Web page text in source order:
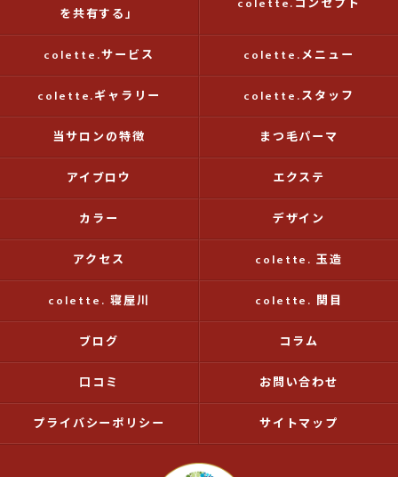
を共有する」
colette.サービス colette.メニュー
colette.ギャラリー colette.スタッフ
当サロンの特徴 まつ毛パーマ
アイブロウ エクステ
カラー デザイン
アクセス colette. 玉造
colette. 寝屋川 colette. 関目
ブログ コラム
口コミ お問い合わせ
プライバシーポリシー サイトマップ